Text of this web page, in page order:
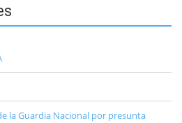
la Guardia Nacional por presunta